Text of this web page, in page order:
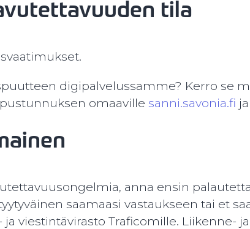
tila
digipalvelussamme? Kerro se
omaaville sanni.savonia.fi
anna ensin
saamaasi vastaukseen tai et
viestintävirasto Traficomille. Liikenne-